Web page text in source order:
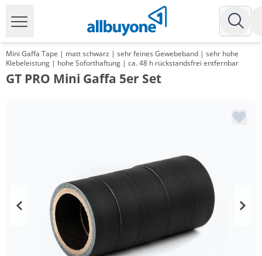
Mini Gaffa Tape | matt schwarz | sehr feines Gewebeband | sehr hohe
Klebeleistung | hohe Soforthaftung | ca. 48 h rückstandsfrei entfernbar
GT PRO Mini Gaffa 5er Set